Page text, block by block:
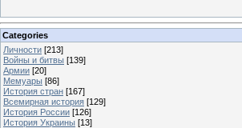
Categories
Личности [213]
Войны и битвы [139]
Армии [20]
Мемуары [86]
История стран [167]
Всемирная история [129]
История России [126]
История Украины [13]